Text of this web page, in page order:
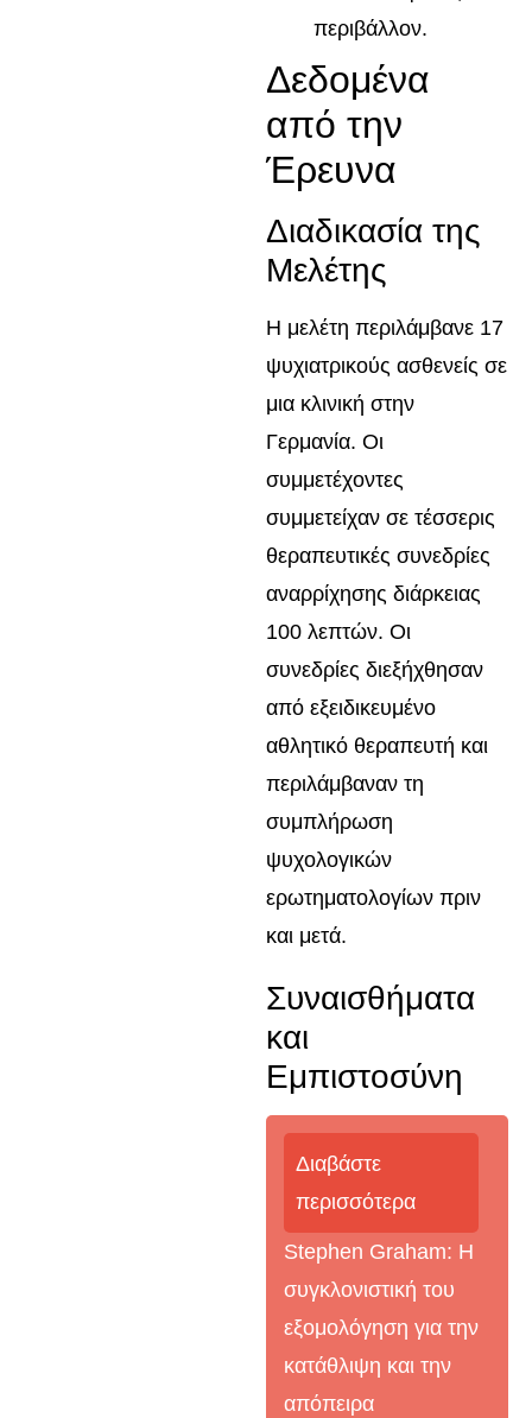
περιβάλλον.
Δεδομένα
από την
Έρευνα
Διαδικασία της
Μελέτης
Η μελέτη περιλάμβανε 17
ψυχιατρικούς ασθενείς σε
μια κλινική στην
Γερμανία. Οι
συμμετέχοντες
συμμετείχαν σε τέσσερις
θεραπευτικές συνεδρίες
αναρρίχησης διάρκειας
100 λεπτών. Οι
συνεδρίες διεξήχθησαν
από εξειδικευμένο
αθλητικό θεραπευτή και
περιλάμβαναν τη
συμπλήρωση
ψυχολογικών
ερωτηματολογίων πριν
και μετά.
Συναισθήματα
και
Εμπιστοσύνη
Διαβάστε
περισσότερα
Stephen Graham: Η
συγκλονιστική του
εξομολόγηση για την
κατάθλιψη και την
απόπειρα